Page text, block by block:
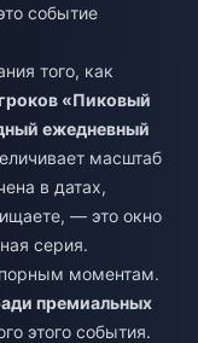
событие
того, как
«Пиковый
ежедневный
масштаб
в датах,
— это окно
серия.
моментам.
премиальных
этого события.